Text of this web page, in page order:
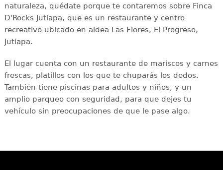
naturaleza, quédate porque te contaremos sobre Finca
D'Rocks Jutiapa, que es un restaurante y centro
recreativo ubicado en aldea Las Flores, El Progreso,
Jutiapa.
El lugar cuenta con un restaurante de mariscos y carnes
frescas, platillos con los que te chuparás los dedos.
También tiene piscinas para adultos y niños, y un
amplio parqueo con seguridad, para que dejes tu
vehículo sin preocupaciones de que le pase algo.